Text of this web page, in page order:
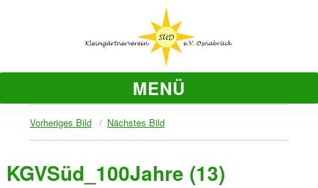
MENÜ
Vorheriges Bild Nächstes Bild
KGVSüd_100Jahre (13)